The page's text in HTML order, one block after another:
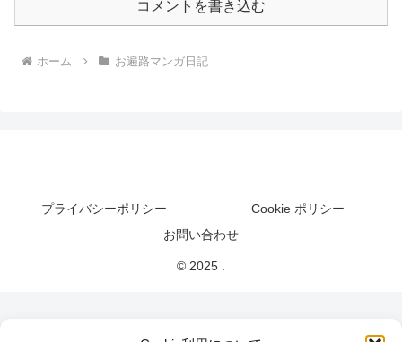
コメントを書き込む
ホーム お遍路マンガ日記
プライバシーポリシー
Cookie ポリシー
お問い合わせ
© 2025 .